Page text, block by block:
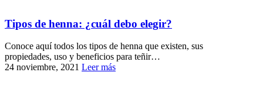
Tipos de henna: ¿cuál debo elegir?
Conoce aquí todos los tipos de henna que existen, sus
propiedades, uso y beneficios para teñir…
24 noviembre, 2021 Leer más